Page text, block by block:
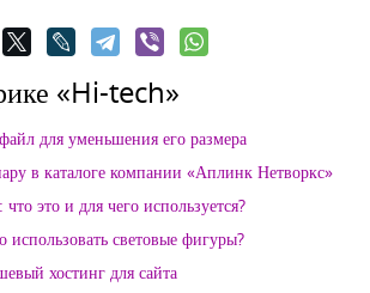
«Hi-tech»
для уменьшения его размера
в каталоге компании «Аплинк Нетворкс»
это и для чего используется?
световые фигуры?
хостинг для сайта